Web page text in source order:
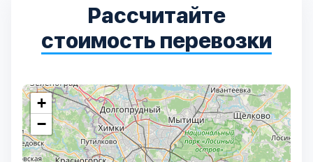
Рассчитайте
стоимость перевозки
+
−
Долгопрудный
Домодедовский
Дубна 1
Егорьевский 3